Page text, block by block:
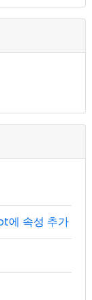
에 속성 추가